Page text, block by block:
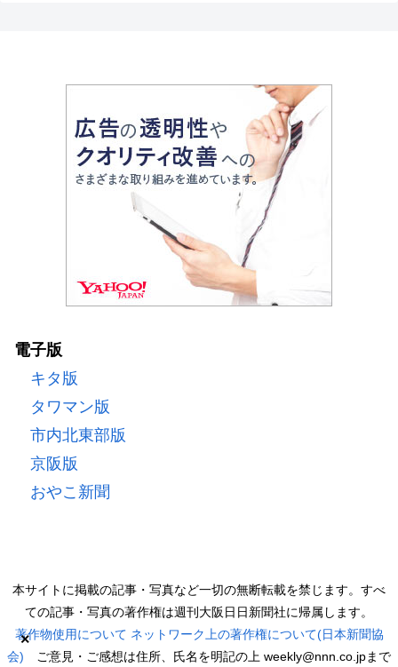
×
電子版
キタ版
タワマン版
市内北東部版
京阪版
おやこ新聞
本サイトに掲載の記事・写真など一切の無断転載を禁じます。すべ
ての記事・写真の著作権は週刊大阪日日新聞社に帰属します。
著作物使用について ネットワーク上の著作権について(日本新聞協
会) ご意見・ご感想は住所、氏名を明記の上 weekly@nnn.co.jpまで